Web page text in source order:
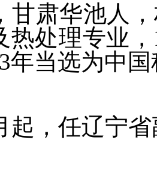
甘肃华池人
热处理专业
年当选为中
起，任辽宁